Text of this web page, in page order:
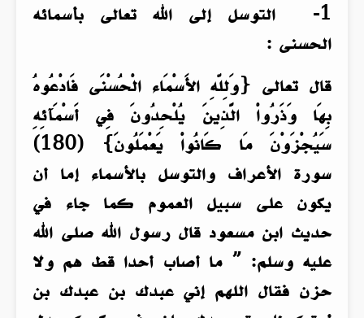
1- التوسل إلى الله تعالى بأسمائه
الحسنى :
قال تعالى {وَلِلّهِ الأَسْمَاء الْحُسْنَى فَادْعُوهُ
بِهَا وَذَرُواْ الَّذِينَ يُلْحِدُونَ فِي أَسْمَآئِهِ
سَيُجْزَوْنَ مَا كَانُواْ يَعْمَلُونَ} (180)
سورة الأعراف والتوسل بالأسماء إما أن
يكون على سبيل العموم كما جاء في
حديث ابن مسعود قال رسول الله صلى الله
عليه وسلم: ” ما أصاب أحدا قط هم ولا
حزن فقال اللهم إني عبدك بن عبدك بن